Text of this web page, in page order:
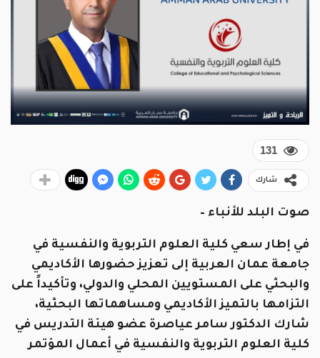
131
شارك
صوت البلد للأنباء –
في إطار سعي كلية العلوم التربوية والنفسية في
جامعة عمان العربية إلى تعزيز حضورها الأكاديمي
والبحثي على المستويين المحلي والدولي، وتأكيداً على
التزامها بالتميز الأكاديمي ومساهماتها البحثية،
شارك الدكتور سامر عياصرة عضو هيئة التدريس في
كلية العلوم التربوية والنفسية في أعمال المؤتمر